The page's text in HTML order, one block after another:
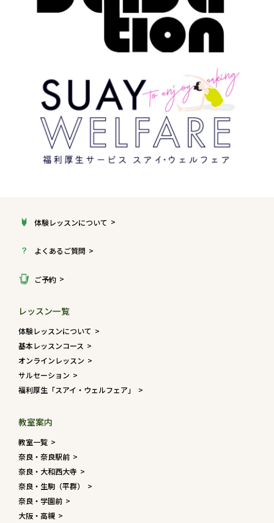
体験レッスンについて
よくあるご質問
ご予約
レッスン一覧
体験レッスンについて
基本レッスンコース
オンラインレッスン
サルセーション
福利厚生「スアイ・ウェルフェア」
教室案内
教室一覧
奈良・奈良駅前
奈良・大和西大寺
奈良・生駒（平群）
大阪・高槻
奈良・学園前